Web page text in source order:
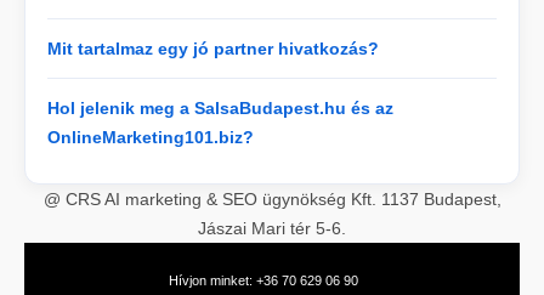
Mit tartalmaz egy jó partner hivatkozás?
Hol jelenik meg a SalsaBudapest.hu és az
OnlineMarketing101.biz?
@ CRS AI marketing & SEO ügynökség Kft. 1137 Budapest,
Jászai Mari tér 5-6.
Hívjon minket: +36 70 629 06 90